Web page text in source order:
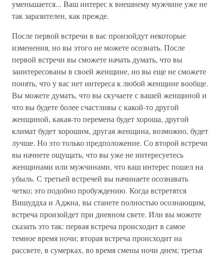
уменьшается... Ваш интерес к внешнему мужчине уже не
так заразителен, как прежде.
После первой встречи в вас произойдут некоторые
изменения, но вы этого не можете осознать. После
первой встречи вы сможете начать думать, что вы
заинтересованы в своей женщине, но вы еще не сможете
понять, что у вас нет интереса к любой женщине вообще.
Вы можете думать, что вы скучаете с вашей женщиной и
что вы будете более счастливы с какой-то другой
женщиной, какая-то перемена будет хороша, другой
климат будет хорошим, другая женщина, возможно, будет
лучше. Но это только предположение. Со второй встречи
вы начнете ощущать, что вы уже не интересуетесь
женщинами или мужчинами, что ваш интерес пошел на
убыль. С третьей встречей вы начинаете осознавать
четко; это подобно пробуждению. Когда встретятся
Вишуддха и Аджна, вы станете полностью осознающим,
встреча произойдет при дневном свете. Или вы можете
сказать это так: первая встреча происходит в самое
темное время ночи; вторая встреча происходит на
рассвете, в сумерках, во время смены ночи днем; третья